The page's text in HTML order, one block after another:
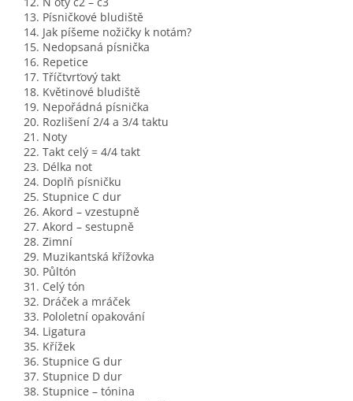
13. Písničkové bludiště
14. Jak píšeme nožičky k notám?
15. Nedopsaná písnička
16. Repetice
17. Tříčtvrťový takt
18. Květinové bludiště
19. Nepořádná písnička
20. Rozlišení 2/4 a 3/4 taktu
21. Noty
22. Takt celý = 4/4 takt
23. Délka not
24. Doplň písničku
25. Stupnice C dur
26. Akord – vzestupně
27. Akord – sestupně
28. Zimní
29. Muzikantská křížovka
30. Půltón
31. Celý tón
32. Dráček a mráček
33. Pololetní opakování
34. Ligatura
35. Křížek
36. Stupnice G dur
37. Stupnice D dur
38. Stupnice – tónina